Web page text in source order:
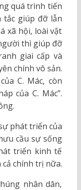
quá trình tiến
tắc giúp đỡ lẫn
xã hội, loài vật
thì giúp đỡ
giai cấp và
chính vô sản.
C. Mác, còn
của C. Mác”.
phát triển của
cầu sự sống
triển kinh tế
chính trị nữa.
nhân dân,